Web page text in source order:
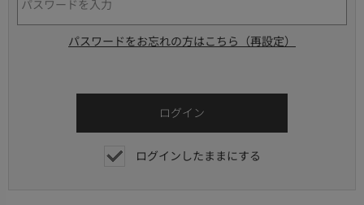
パスワードをお忘れの方はこちら（再設定）
ログインしたままにする